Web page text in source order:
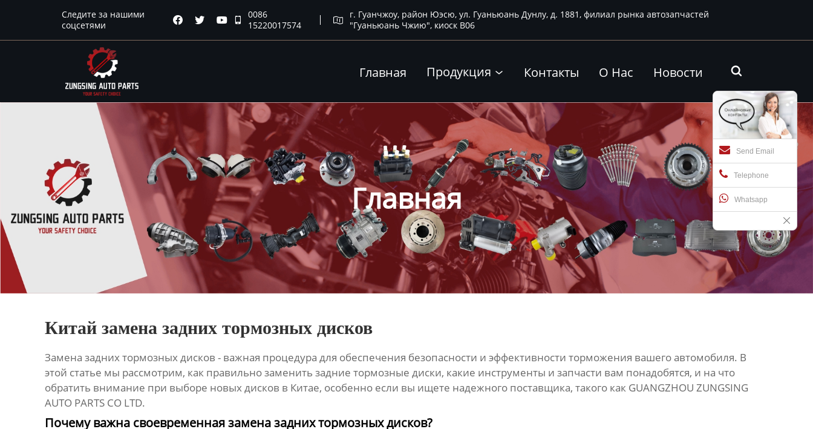
Следите за нашими
соцсетями
   
0086
15220017574

г. Гуанчжоу, район Юэсю, ул. Гуаньюань Дунлу, д. 1881, филиал рынка автозапчастей
"Гуаньюань Чжию", киоск B06
Главная Продукция  Контакты О Нас Новости 
Send Email
Telephone
Whatsapp
Главная
Китай замена задних тормозных дисков
Замена задних тормозных дисков - важная процедура для обеспечения безопасности и эффективности торможения вашего автомобиля. В
этой статье мы рассмотрим, как правильно заменить задние тормозные диски, какие инструменты и запчасти вам понадобятся, и на что
обратить внимание при выборе новых дисков в Китае, особенно если вы ищете надежного поставщика, такого как GUANGZHOU ZUNGSING
AUTO PARTS CO LTD.
Почему важна своевременная замена задних тормозных дисков?